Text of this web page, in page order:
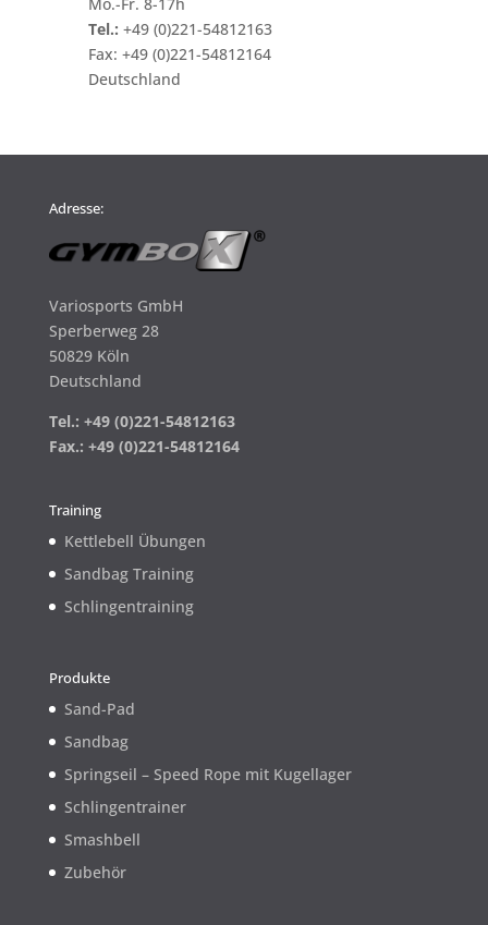
Tel.: +49 (0)221-54812163
Fax: +49 (0)221-54812164
Deutschland
Adresse:
Variosports GmbH
Sperberweg 28
50829 Köln
Deutschland
Tel.: +49 (0)221-54812163
Fax.: +49 (0)221-54812164
Training
Kettlebell Übungen
Sandbag Training
Schlingentraining
Produkte
Sand-Pad
Sandbag
Springseil – Speed Rope mit Kugellager
Schlingentrainer
Smashbell
Zubehör